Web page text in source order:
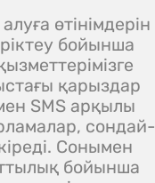
өтінімдерін
бойынша
қарыздар
SMS арқылы
сондай-
Сонымен
бойынша